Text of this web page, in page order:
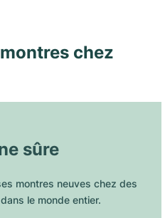
chez
sûre
montres neuves chez des
le monde entier.